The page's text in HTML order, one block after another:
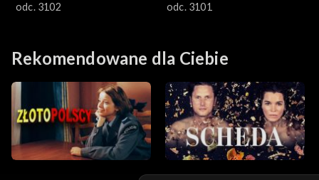
odc. 3102
odc. 3101
Rekomendowane dla Ciebie